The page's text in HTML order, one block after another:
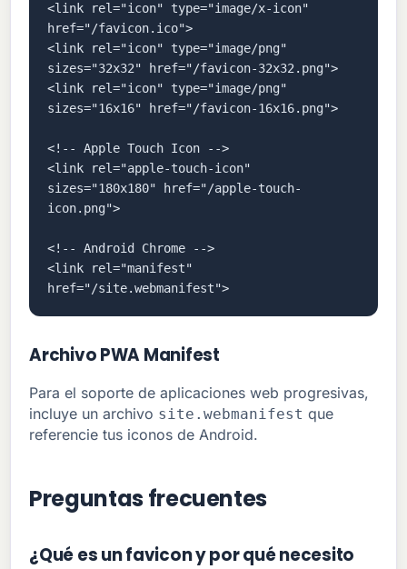
<link rel="icon" type="image/x-icon"
href="/favicon.ico">
<link rel="icon" type="image/png"
sizes="32x32" href="/favicon-32x32.png">
<link rel="icon" type="image/png"
sizes="16x16" href="/favicon-16x16.png">
<!-- Apple Touch Icon -->
<link rel="apple-touch-icon"
sizes="180x180" href="/apple-touch-
icon.png">
<!-- Android Chrome -->
<link rel="manifest"
href="/site.webmanifest">
Archivo PWA Manifest
Para el soporte de aplicaciones web progresivas,
incluye un archivo site.webmanifest que
referencie tus iconos de Android.
Preguntas frecuentes
¿Qué es un favicon y por qué necesito